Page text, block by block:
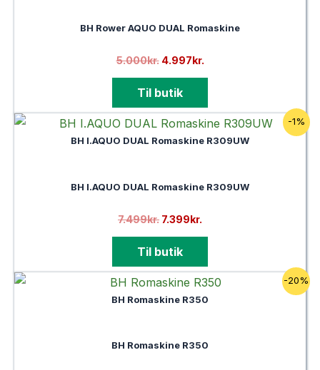
BH Rower AQUO DUAL Romaskine
5.000kr. den
pris
var:
5.000kr..
4.997kr.
4.997kr..
Til butik
-1%
BH I.AQUO DUAL Romaskine R309UW
BH I.AQUO DUAL Romaskine R309UW
7.499kr. den
pris
var:
7.499kr..
7.399kr.
7.399kr..
Til butik
-20%
BH Romaskine R350
BH Romaskine R350